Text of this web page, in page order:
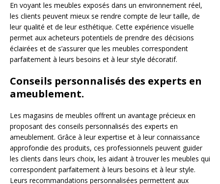
En voyant les meubles exposés dans un environnement réel,
les clients peuvent mieux se rendre compte de leur taille, de
leur qualité et de leur esthétique. Cette expérience visuelle
permet aux acheteurs potentiels de prendre des décisions
éclairées et de s’assurer que les meubles correspondent
parfaitement à leurs besoins et à leur style décoratif.
Conseils personnalisés des experts en
ameublement.
Les magasins de meubles offrent un avantage précieux en
proposant des conseils personnalisés des experts en
ameublement. Grâce à leur expertise et à leur connaissance
approfondie des produits, ces professionnels peuvent guider
les clients dans leurs choix, les aidant à trouver les meubles qui
correspondent parfaitement à leurs besoins et à leur style.
Leurs recommandations personnalisées permettent aux